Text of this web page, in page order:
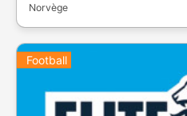
Norvège
Football